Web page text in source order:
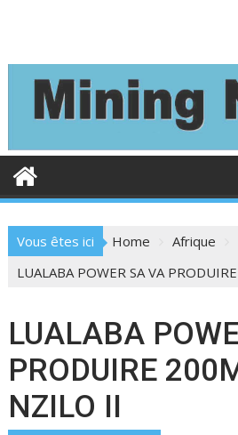
o
t
Vous êtes ici Home
Afrique
LUALABA POWER SA VA
LUALABA
PRODUIRE
NZILO II